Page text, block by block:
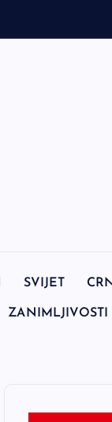
SVIJET
ZANIMLJIVOSTI